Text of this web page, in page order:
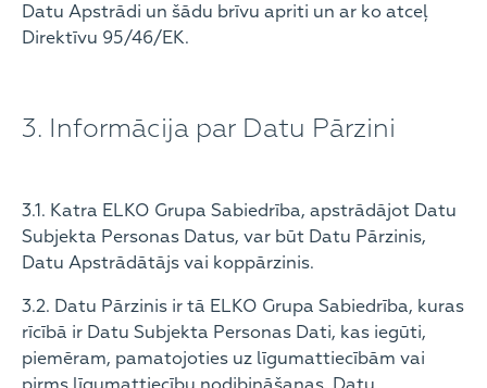
Datu Apstrādi un šādu brīvu apriti un ar ko atceļ
Direktīvu 95/46/EK.
3. Informācija par Datu Pārzini
3.1. Katra ELKO Grupa Sabiedrība, apstrādājot Datu
Subjekta Personas Datus, var būt Datu Pārzinis,
Datu Apstrādātājs vai koppārzinis.
3.2. Datu Pārzinis ir tā ELKO Grupa Sabiedrība, kuras
rīcībā ir Datu Subjekta Personas Dati, kas iegūti,
piemēram, pamatojoties uz līgumattiecībām vai